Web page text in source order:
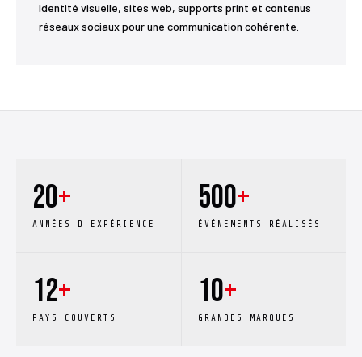
Identité visuelle, sites web, supports print et contenus
réseaux sociaux pour une communication cohérente.
20+
ANNÉES D'EXPÉRIENCE
500+
ÉVÉNEMENTS RÉALISÉS
12+
PAYS COUVERTS
10+
GRANDES MARQUES